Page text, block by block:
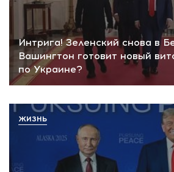
Интрига! Зеленский снова в
Вашингтон готовит новый
по Украине?
ЖИЗНЬ